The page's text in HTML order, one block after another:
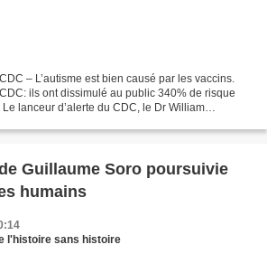
– L’autisme est bien causé par les vaccins.
ils ont dissimulé au public 340% de risque
lanceur d’alerte du CDC, le Dr William
Guillaume Soro poursuivie
humains
l'histoire sans histoire